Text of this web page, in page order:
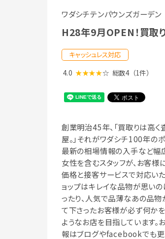
ワダシチテンパウンズガーデン
H28年9月OPEN！買取
キャッシュレス対応
4.0 ★★★★☆ 総数4 （1件）
創業明治45年、「買取りは高
屋。」それがワダシチ100年の
最新の相場情報の入手など幅広
女性を含むスタッフが、お客様
価格と接客サービスで対応いた
ョップはキレイな品物が思い
ったり、人気で品薄なあの品
て下さったお客様が必ず何かを
ようなお店を目指しています。
報はブログやfacebookでも更